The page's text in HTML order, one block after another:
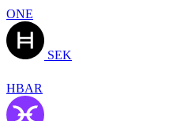
ONE
SEK
HBAR